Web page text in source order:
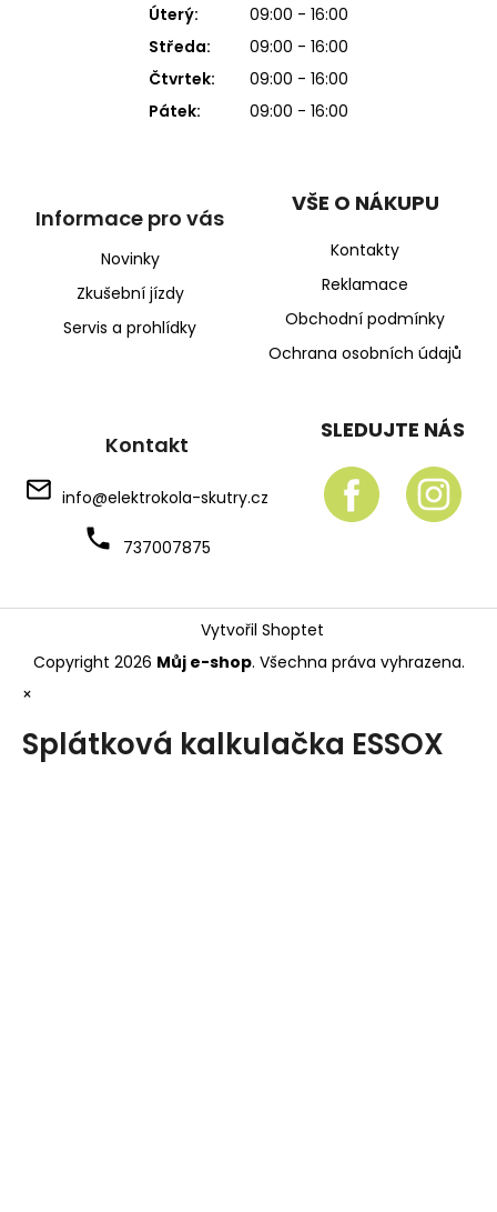
Úterý:
09:00 - 16:00
Středa:
09:00 - 16:00
Čtvrtek:
09:00 - 16:00
Pátek:
09:00 - 16:00
Informace pro vás
Novinky
Zkušební jízdy
Servis a prohlídky
VŠE O NÁKUPU
Kontakty
Reklamace
Obchodní podmínky
Ochrana osobních údajů
Kontakt
info@elektrokola-skutry.cz
737007875
SLEDUJTE NÁS
Vytvořil Shoptet
Copyright 2026 Můj e-shop. Všechna práva vyhrazena.
×
Splátková kalkulačka ESSOX